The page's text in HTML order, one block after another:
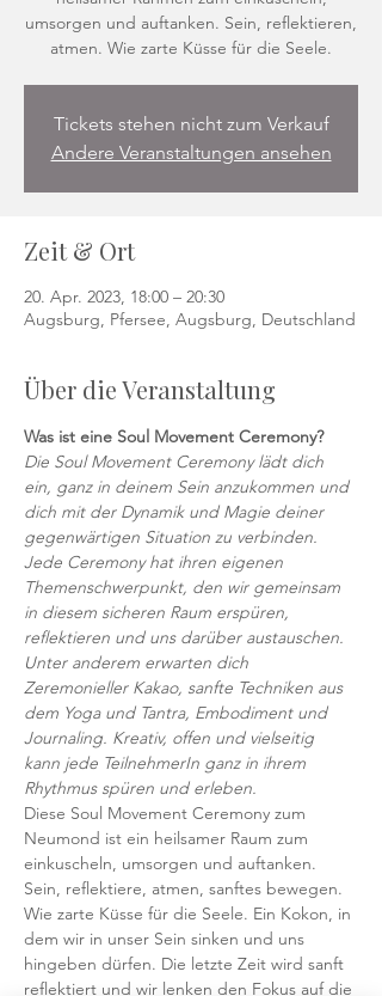
umsorgen und auftanken. Sein, reflektieren,
atmen. Wie zarte Küsse für die Seele.
Tickets stehen nicht zum Verkauf
Andere Veranstaltungen ansehen
Zeit & Ort
20. Apr. 2023, 18:00 – 20:30
Augsburg, Pfersee, Augsburg, Deutschland
Über die Veranstaltung
Was ist eine Soul Movement Ceremony?
Die Soul Movement Ceremony lädt dich
ein, ganz in deinem Sein anzukommen und
dich mit der Dynamik und Magie deiner
gegenwärtigen Situation zu verbinden.
Jede Ceremony hat ihren eigenen
Themenschwerpunkt, den wir gemeinsam
in diesem sicheren Raum erspüren,
reflektieren und uns darüber austauschen.
Unter anderem erwarten dich
Zeremonieller Kakao, sanfte Techniken aus
dem Yoga und Tantra, Embodiment und
Journaling. Kreativ, offen und vielseitig
kann jede TeilnehmerIn ganz in ihrem
Rhythmus spüren und erleben.
Diese Soul Movement Ceremony zum
Neumond ist ein heilsamer Raum zum
einkuscheln, umsorgen und auftanken.
Sein, reflektiere, atmen, sanftes bewegen.
Wie zarte Küsse für die Seele. Ein Kokon, in
dem wir in unser Sein sinken und uns
hingeben dürfen. Die letzte Zeit wird sanft
reflektiert und wir lenken den Fokus auf die